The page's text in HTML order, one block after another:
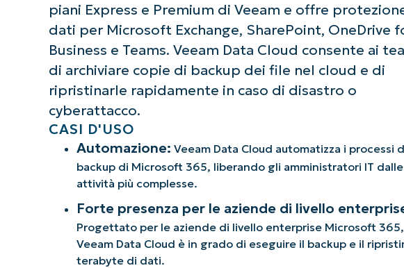
piani Express e Premium di Veeam e offre
dati per Microsoft Exchange, SharePoint, OneDrive
Business e Teams. Veeam Data Cloud consente ai
di archiviare copie di backup dei file nel cloud e di
ripristinarle rapidamente in caso di disastro o
cyberattacco.
CASI D'USO
Automazione: Veeam Data Cloud automatizza i processi
backup di Microsoft 365, liberando gli amministratori IT dalle
attività più complesse.
Forte presenza per le aziende di livello
Progettato per le aziende di livello enterprise Microsoft 365,
Veeam Data Cloud è in grado di eseguire il backup e il
terabyte di dati.